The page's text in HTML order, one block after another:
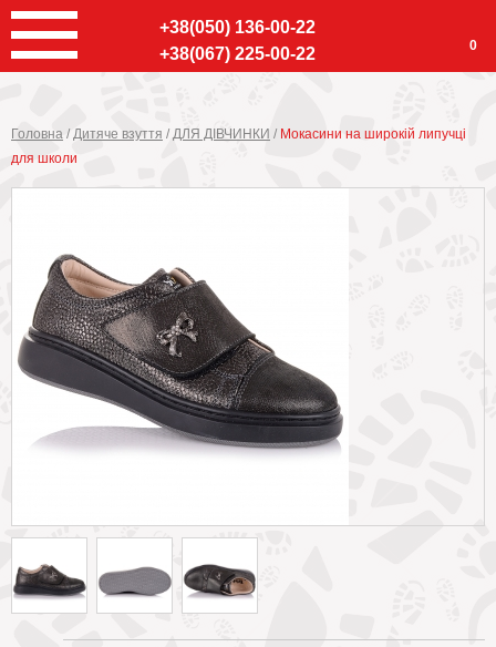
+38(050) 136-00-22
+38(067) 225-00-22
0
Головна /Дитяче взуття / ДЛЯ ДІВЧИНКИ / Мокасини на широкій липучці
для школи